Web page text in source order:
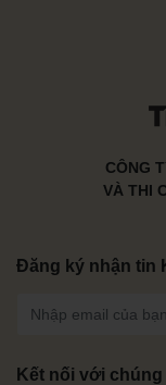
CÔNG
VÀ THI
Đăng ký nhận tin
Kết nối với chúng